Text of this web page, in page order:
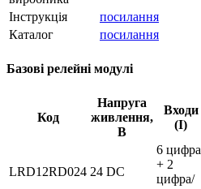
Інструкція
посилання
Каталог
посилання
Базові релейні модулі
Код
Напруга
живлення,
В
Входи
(І)
LRD12RD024 24 DC
6 цифра
+ 2
цифра/